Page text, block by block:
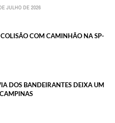
JULHO DE 2026
COM CAMINHÃO NA SP-
DOS BANDEIRANTES DEIXA UM